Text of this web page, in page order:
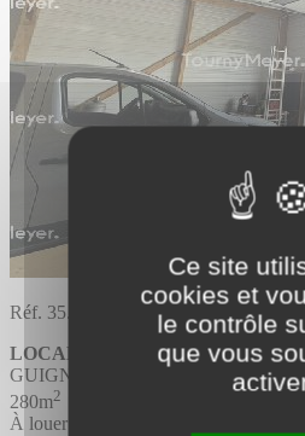
Ce site
cookies et
le contrôle
que vous
Réf. 35.2301
LOCAL D'ACTIVITES
GUIGNEN
280m2
À louer